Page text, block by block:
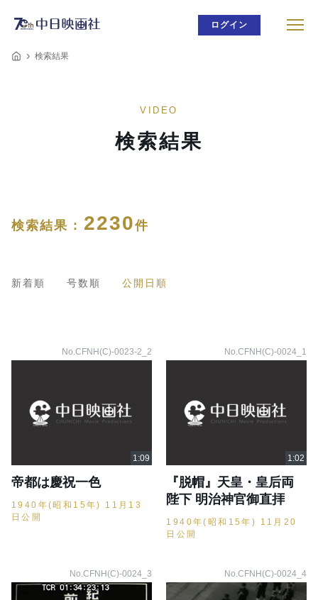
ログイン
検索結果
VIDEO
検索結果
検索結果 : 2230件
新着順 号数順 公開日順
No.CFNH(C)-0023-2_2
帝都は慶祝一色
1940年(昭和15年) 11月13
日公開
No.CFNH(C)-0024_1
『脱帽』天皇・皇后両
陛下 明治神官御直拝
1940年(昭和15年) 11月20
日公開
No.CFNH(C)-0024_3 No.CFNH(C)-0024_4